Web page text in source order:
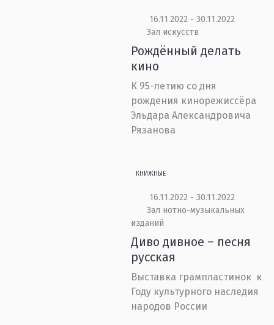
16.11.2022 - 30.11.2022
Зал искусств
Рождённый делать
кино
К 95-летию со дня
рождения кинорежиссёра
Эльдара Александровича
Рязанова
КНИЖНЫЕ
16.11.2022 - 30.11.2022
Зал нотно-музыкальных
изданий
Диво дивное – песня
русская
Выставка грампластинок к
Году культурного наследия
народов России